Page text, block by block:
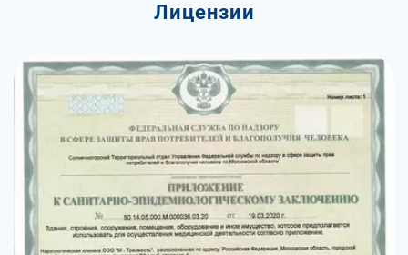
Лицензии